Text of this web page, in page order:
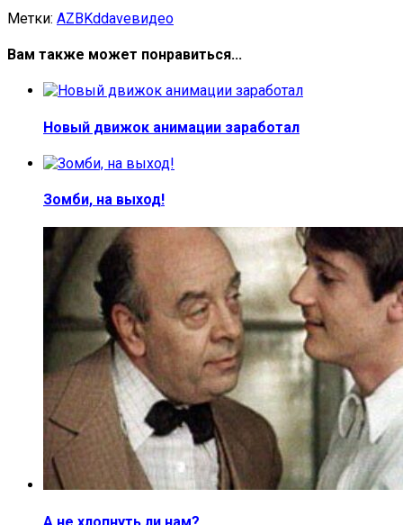
Метки: AZBKddaveвидео
Вам также может понравиться...
Новый движок анимации заработал
Зомби, на выход!
А не хлопнуть ли нам?